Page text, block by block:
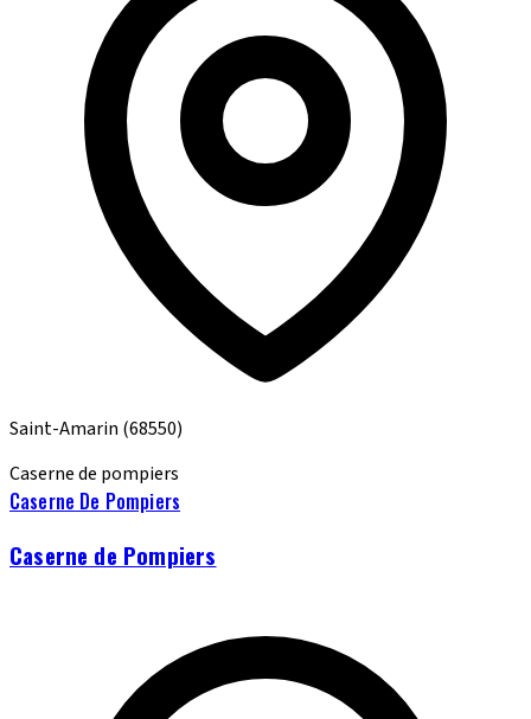
Saint-Amarin (68550)
Caserne de pompiers
Caserne De Pompiers
Caserne de Pompiers